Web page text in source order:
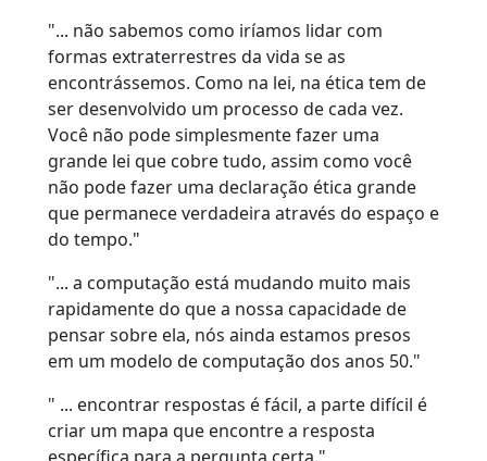
"... não sabemos como iríamos lidar com
formas extraterrestres da vida se as
encontrássemos. Como na lei, na ética tem de
ser desenvolvido um processo de cada vez.
Você não pode simplesmente fazer uma
grande lei que cobre tudo, assim como você
não pode fazer uma declaração ética grande
que permanece verdadeira através do espaço e
do tempo."
"... a computação está mudando muito mais
rapidamente do que a nossa capacidade de
pensar sobre ela, nós ainda estamos presos
em um modelo de computação dos anos 50."
" ... encontrar respostas é fácil, a parte difícil é
criar um mapa que encontre a resposta